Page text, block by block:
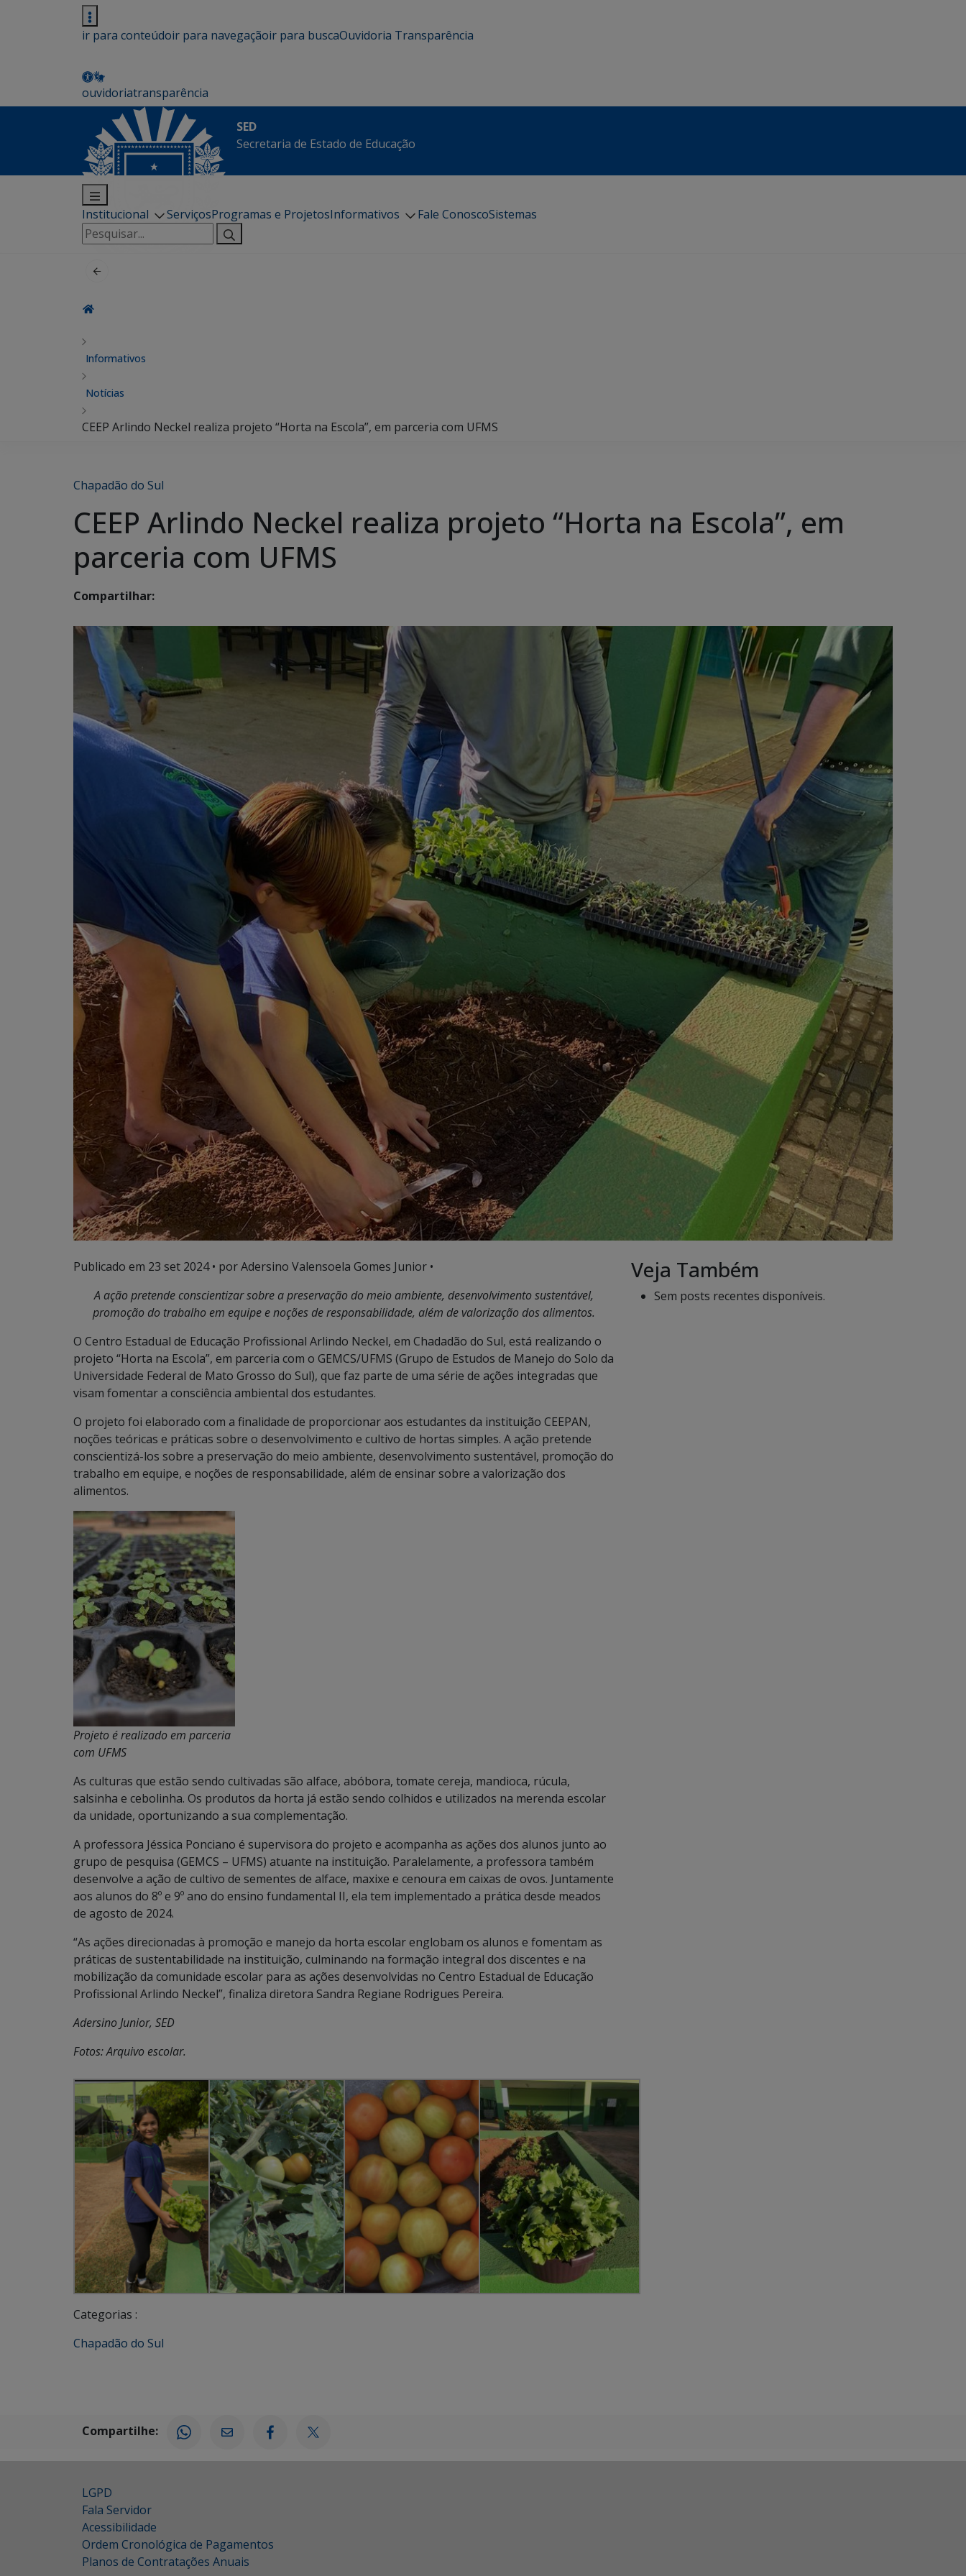
ir para conteúdoir para navegaçãoir para buscaOuvidoria Transparência
ouvidoriatransparência
SED
Secretaria de Estado de Educação
Institucional ServiçosProgramas e ProjetosInformativos Fale ConoscoSistemas
Pesquisar
por:
Informativos
Notícias
CEEP Arlindo Neckel realiza projeto “Horta na Escola”, em parceria com UFMS
Chapadão do Sul
CEEP Arlindo Neckel realiza projeto “Horta na Escola”, em
parceria com UFMS
Compartilhar:
Publicado em 23 set 2024• por Adersino Valensoela Gomes Junior •
A ação pretende conscientizar sobre a preservação do meio ambiente, desenvolvimento sustentável,
promoção do trabalho em equipe e noções de responsabilidade, além de valorização dos alimentos.
O Centro Estadual de Educação Profissional Arlindo Neckel, em Chadadão do Sul, está realizando o
projeto “Horta na Escola”, em parceria com o GEMCS/UFMS (Grupo de Estudos de Manejo do Solo da
Universidade Federal de Mato Grosso do Sul), que faz parte de uma série de ações integradas que
visam fomentar a consciência ambiental dos estudantes.
O projeto foi elaborado com a finalidade de proporcionar aos estudantes da instituição CEEPAN,
noções teóricas e práticas sobre o desenvolvimento e cultivo de hortas simples. A ação pretende
conscientizá-los sobre a preservação do meio ambiente, desenvolvimento sustentável, promoção do
trabalho em equipe, e noções de responsabilidade, além de ensinar sobre a valorização dos
alimentos.
Projeto é realizado em parceria
com UFMS
As culturas que estão sendo cultivadas são alface, abóbora, tomate cereja, mandioca, rúcula,
salsinha e cebolinha. Os produtos da horta já estão sendo colhidos e utilizados na merenda escolar
da unidade, oportunizando a sua complementação.
A professora Jéssica Ponciano é supervisora do projeto e acompanha as ações dos alunos junto ao
grupo de pesquisa (GEMCS – UFMS) atuante na instituição. Paralelamente, a professora também
desenvolve a ação de cultivo de sementes de alface, maxixe e cenoura em caixas de ovos. Juntamente
aos alunos do 8º e 9º ano do ensino fundamental II, ela tem implementado a prática desde meados
de agosto de 2024.
“As ações direcionadas à promoção e manejo da horta escolar englobam os alunos e fomentam as
práticas de sustentabilidade na instituição, culminando na formação integral dos discentes e na
mobilização da comunidade escolar para as ações desenvolvidas no Centro Estadual de Educação
Profissional Arlindo Neckel”, finaliza diretora Sandra Regiane Rodrigues Pereira.
Adersino Junior, SED
Fotos: Arquivo escolar.
Categorias :
Chapadão do Sul
Veja Também
Sem posts recentes disponíveis.
Compartilhe:
LGPD
Fala Servidor
Acessibilidade
Ordem Cronológica de Pagamentos
Planos de Contratações Anuais